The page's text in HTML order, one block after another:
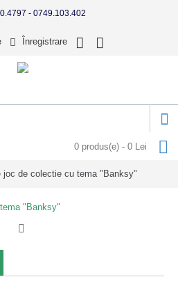
- 0749.103.402
Înregistrare
0 produs(e) - 0 Lei
joc de colectie cu tema "Banksy"